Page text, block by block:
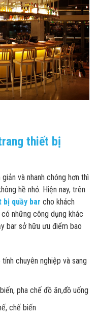
thiết bị
và nhanh chóng hơn thì
hề nhỏ. Hiện nay, trên
bị quầy bar cho khách
những công dụng khác
bar sở hữu ưu điểm bao
chuyên nghiệp và sang
pha chế đồ ăn,đồ uống
chế biến